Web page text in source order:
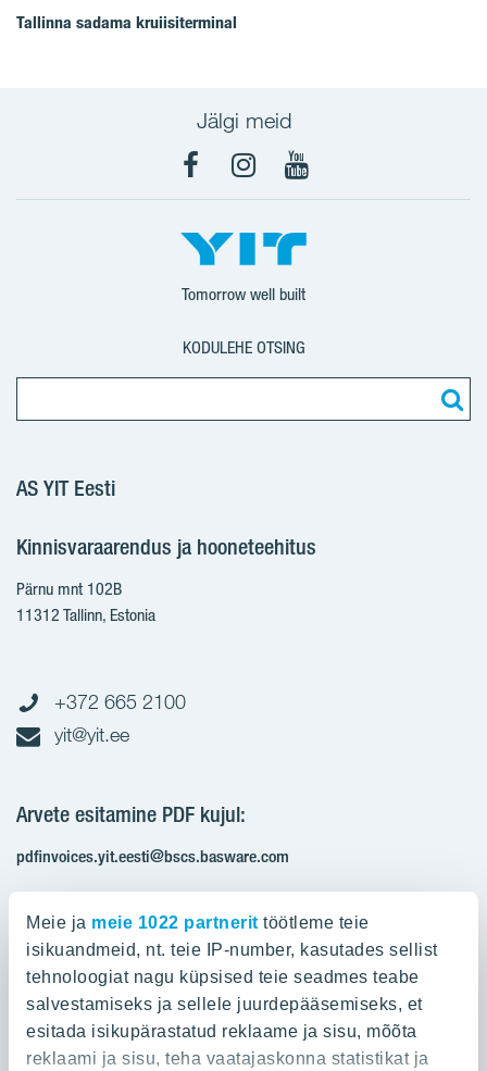
Meie ja meie 1022 partnerit töötleme teie
isikuandmeid, nt. teie IP-number, kasutades sellist
tehnoloogiat nagu küpsised teie seadmes teabe
salvestamiseks ja sellele juurdepääsemiseks, et
esitada isikupärastatud reklaame ja sisu, mõõta
reklaami ja sisu, teha vaatajaskonna statistikat ja
Tallinna sadama kruiisiterminal
Jälgi meid
FacebookInstagram
YouTube
Tomorrow well built
KODULEHE OTSING
AS YIT Eesti
Kinnisvaraarendus ja hooneteehitus
Pärnu mnt 102B
11312 Tallinn, Estonia
+372 665 2100
yit@yit.ee
Arvete esitamine PDF kujul:
pdfinvoices.yit.eesti@bscs.basware.com
KMKR: EE100210897
Ettevõttest